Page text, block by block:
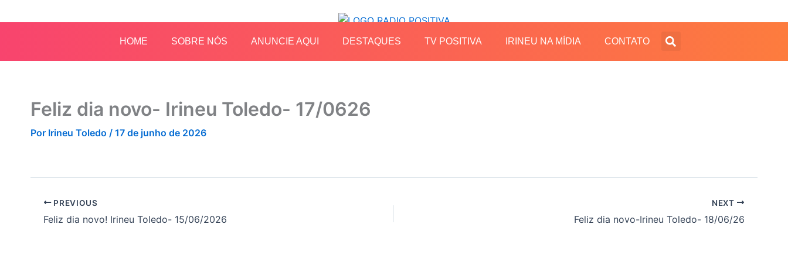
para
HOME SOBRE NÓS ANUNCIE AQUI DESTAQUES TV POSITIVA IRINEU NA MÍDIA CONTATO
Feliz dia novo- Irineu Toledo- 17/0626
Por Irineu Toledo / 17 de junho de 2026
PREVIOUS
Feliz dia novo! Irineu Toledo- 15/06/2026
NEXT
Feliz dia novo-Irineu Toledo- 18/06/26